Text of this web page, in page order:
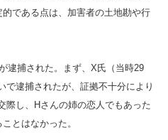
である点は、加害者の土地勘や行
逮捕された。まず、X氏（当時29
で逮捕されたが、証拠不十分により
際し、Hさんの姉の恋人でもあった
とはなかった。